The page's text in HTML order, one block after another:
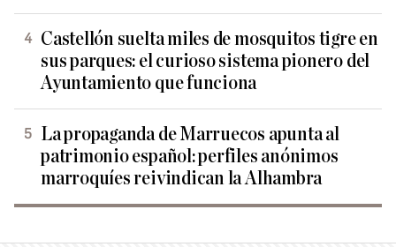
Castellón suelta miles de mosquitos tigre en
sus parques: el curioso sistema pionero del
Ayuntamiento que funciona
La propaganda de Marruecos apunta al
patrimonio español: perfiles anónimos
marroquíes reivindican la Alhambra